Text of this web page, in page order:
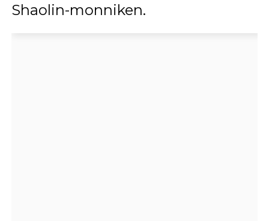
Shaolin-monniken.